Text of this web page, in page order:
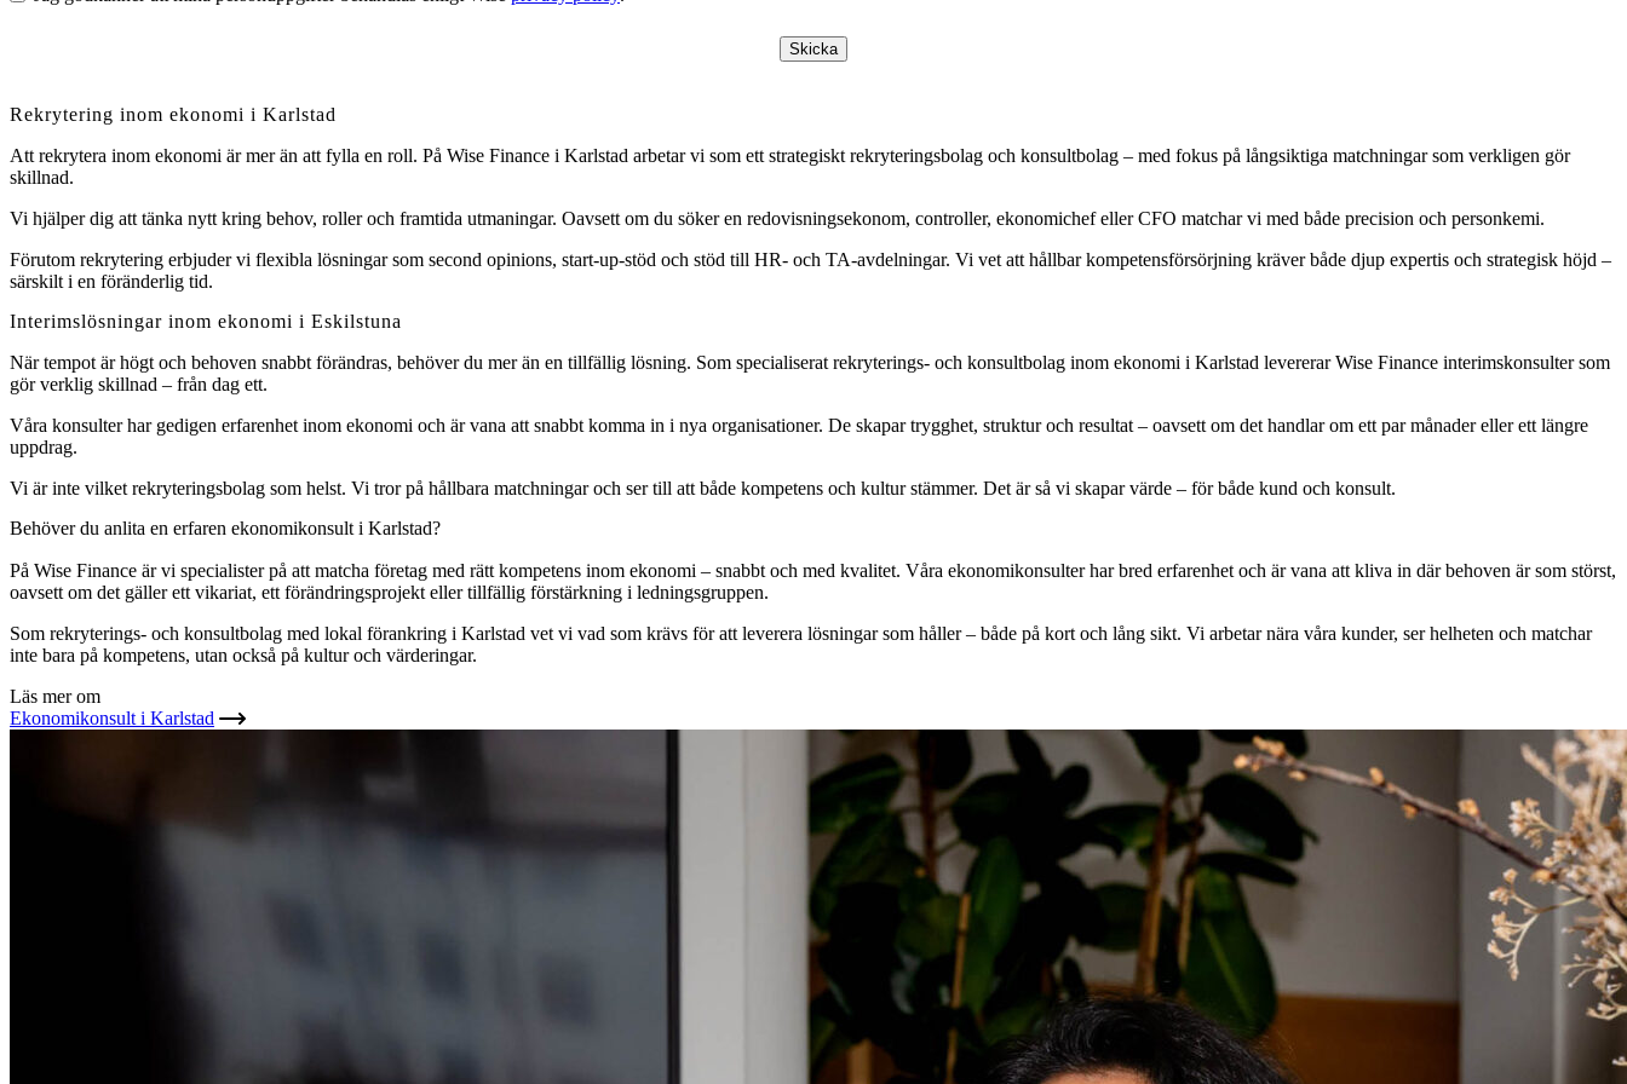
Skicka
Rekrytering inom ekonomi i Karlstad
Att rekrytera inom ekonomi är mer än att fylla en roll. På Wise Finance i Karlstad arbetar vi som ett strategiskt rekryteringsbolag och konsultbolag – med fokus på långsiktiga matchningar som verkligen gör
skillnad.
Vi hjälper dig att tänka nytt kring behov, roller och framtida utmaningar. Oavsett om du söker en redovisningsekonom, controller, ekonomichef eller CFO matchar vi med både precision och personkemi.
Förutom rekrytering erbjuder vi flexibla lösningar som second opinions, start-up-stöd och stöd till HR- och TA-avdelningar. Vi vet att hållbar kompetensförsörjning kräver både djup expertis och strategisk höjd –
särskilt i en föränderlig tid.
Interimslösningar inom ekonomi i Eskilstuna
När tempot är högt och behoven snabbt förändras, behöver du mer än en tillfällig lösning. Som specialiserat rekryterings- och konsultbolag inom ekonomi i Karlstad levererar Wise Finance interimskonsulter som
gör verklig skillnad – från dag ett.
Våra konsulter har gedigen erfarenhet inom ekonomi och är vana att snabbt komma in i nya organisationer. De skapar trygghet, struktur och resultat – oavsett om det handlar om ett par månader eller ett längre
uppdrag.
Vi är inte vilket rekryteringsbolag som helst. Vi tror på hållbara matchningar och ser till att både kompetens och kultur stämmer. Det är så vi skapar värde – för både kund och konsult.
Behöver du anlita en erfaren ekonomikonsult i Karlstad?
På Wise Finance är vi specialister på att matcha företag med rätt kompetens inom ekonomi – snabbt och med kvalitet. Våra ekonomikonsulter har bred erfarenhet och är vana att kliva in där behoven är som störst,
oavsett om det gäller ett vikariat, ett förändringsprojekt eller tillfällig förstärkning i ledningsgruppen.
Som rekryterings- och konsultbolag med lokal förankring i Karlstad vet vi vad som krävs för att leverera lösningar som håller – både på kort och lång sikt. Vi arbetar nära våra kunder, ser helheten och matchar
inte bara på kompetens, utan också på kultur och värderingar.
Läs mer om
Ekonomikonsult i Karlstad